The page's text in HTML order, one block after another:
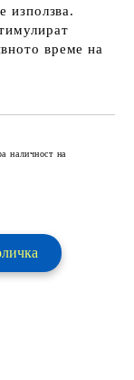
използва.
време на
наличност на